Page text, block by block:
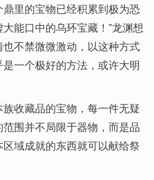
里的宝物已经积累到极为恐
能口中的乌环宝藏！”龙渊想
不禁微微激动，以这种方式
一个极好的方法，或许大明
收藏品的宝物，每一件无疑
围并不局限于器物，而是品
域成就的东西就可以献给祭